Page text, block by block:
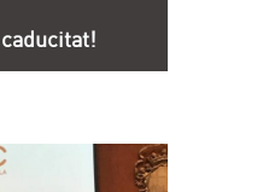
caducitat!